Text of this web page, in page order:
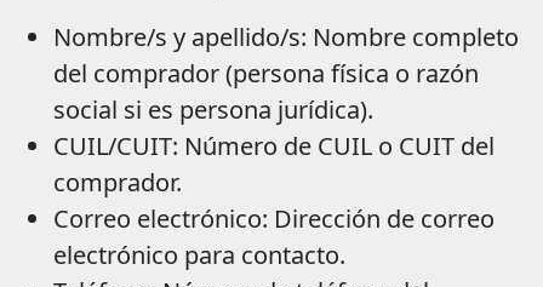
Nombre/s y apellido/s: Nombre completo
del comprador (persona física o razón
social si es persona jurídica).
CUIL/CUIT: Número de CUIL o CUIT del
comprador.
Correo electrónico: Dirección de correo
electrónico para contacto.